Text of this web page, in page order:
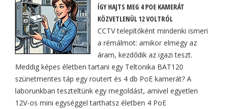
ÍGY HAJTS MEG 4 POE KAMERÁT
KÖZVETLENÜL 12 VOLTRÓL
CCTV telepítőként mindenki ismeri
a rémálmot: amikor elmegy az
áram, kezdődik az igazi teszt.
Meddig képes életben tartani egy Teltonika BAT120
szünetmentes táp egy routert és 4 db PoE kamerát? A
laborunkban teszteltünk egy megoldást, amivel egyetlen
12V-os mini egységgel tarthatsz életben 4 PoE